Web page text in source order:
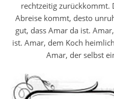
rechtzeitig zurückkommt.
Abreise kommt, desto
gut, dass Amar da ist.
ist. Amar, dem Koch
Amar, der selbst